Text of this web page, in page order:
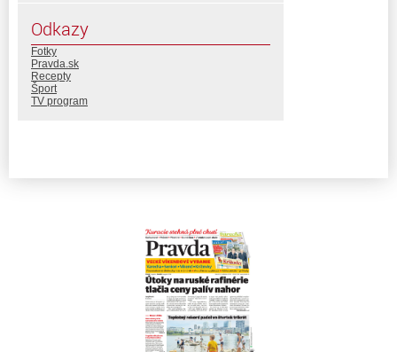
Odkazy
Fotky
Pravda.sk
Recepty
Šport
TV program